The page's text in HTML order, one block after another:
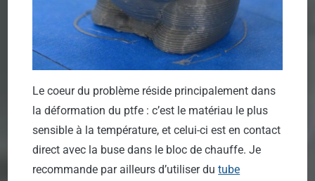
Le coeur du problème réside principalement dans
la déformation du ptfe : c’est le matériau le plus
sensible à la température, et celui-ci est en contact
direct avec la buse dans le bloc de chauffe. Je
recommande par ailleurs d’utiliser dutube